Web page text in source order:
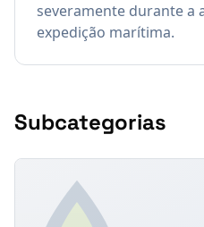
severamente durante a
expedição marítima.
Subcategorias